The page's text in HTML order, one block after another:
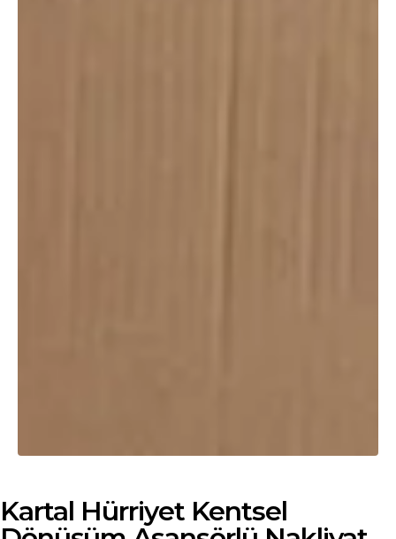
Kartal Hürriyet Kentsel